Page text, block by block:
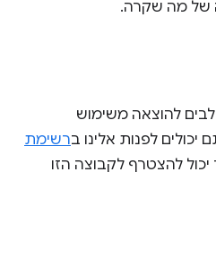
של מה שקרה.
להוצאה משימוש
לפנות אלינו ברשימת
להצטרף לקבוצה הזו